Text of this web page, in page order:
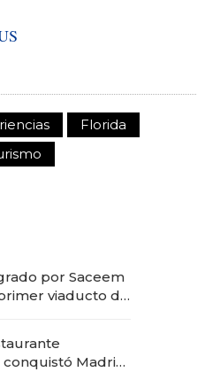
Florida
por Saceem
viaducto de
Madrid: